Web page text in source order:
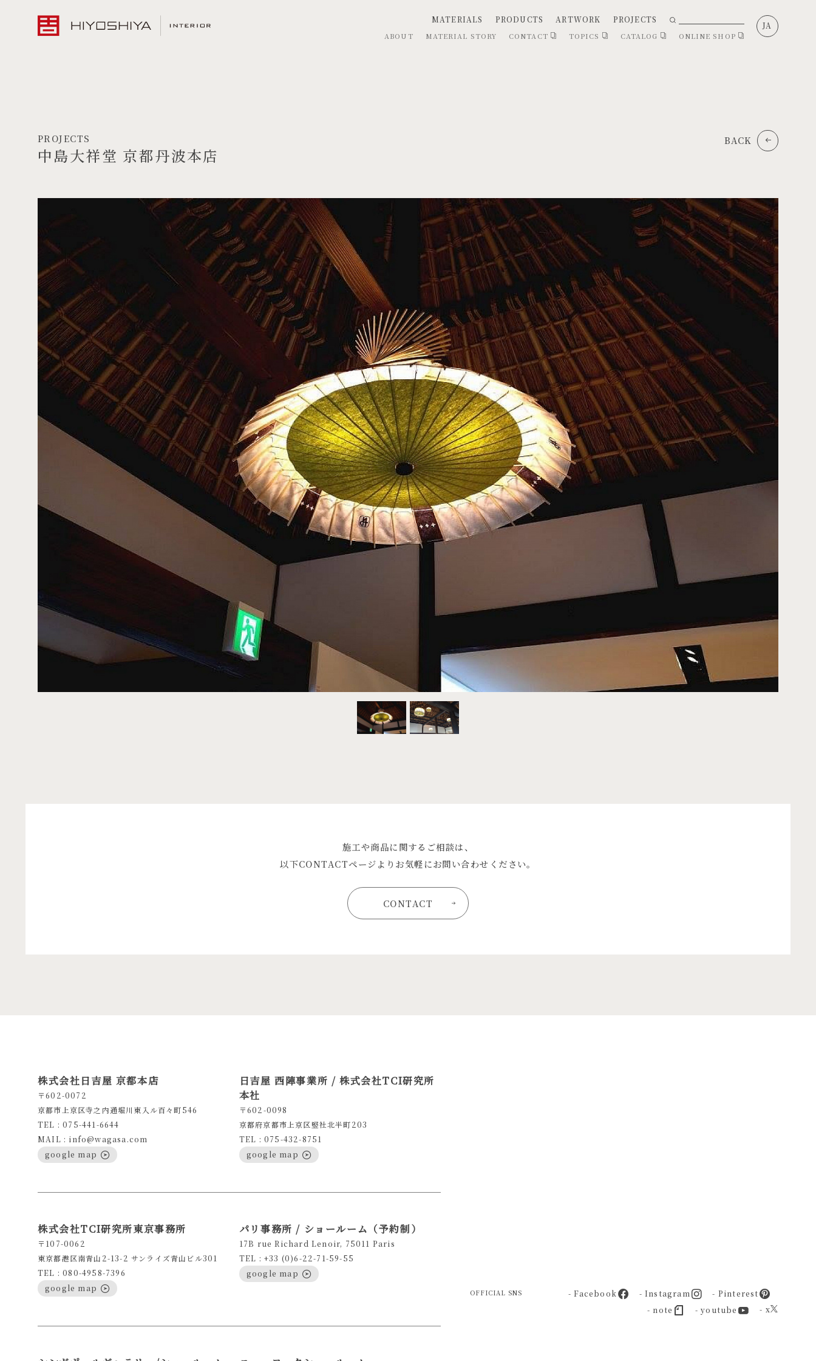
MATERIALS PRODUCTS ARTWORK PROJECTS
ABOUT MATERIAL STORY CONTACT TOPICS CATALOG ONLINE SHOP
JA
PROJECTS
中島大祥堂 京都丹波本店
BACK
施工や商品に関するご相談は、
以下CONTACTページよりお気軽にお問い合わせください。
CONTACT
株式会社日吉屋 京都本店
〒602-0072
京都市上京区寺之内通堀川東入ル百々町546
TEL : 075-441-6644
MAIL : info@wagasa.com
google map
日吉屋 西陣事業所 / 株式会社TCI研究所
本社
〒602-0098
京都府京都市上京区竪社北半町203
TEL : 075-432-8751
google map
株式会社TCI研究所東京事務所
〒107-0062
東京都港区南青山2-13-2 サンライズ青山ビル301
TEL : 080-4958-7396
google map
パリ事務所 / ショールーム（予約制）
17B rue Richard Lenoir, 75011 Paris
TEL : +33 (0)6-22-71-59-55
google map
OFFICIAL SNS - Facebook - Instagram
- Pinterest
- note
- youtube - x